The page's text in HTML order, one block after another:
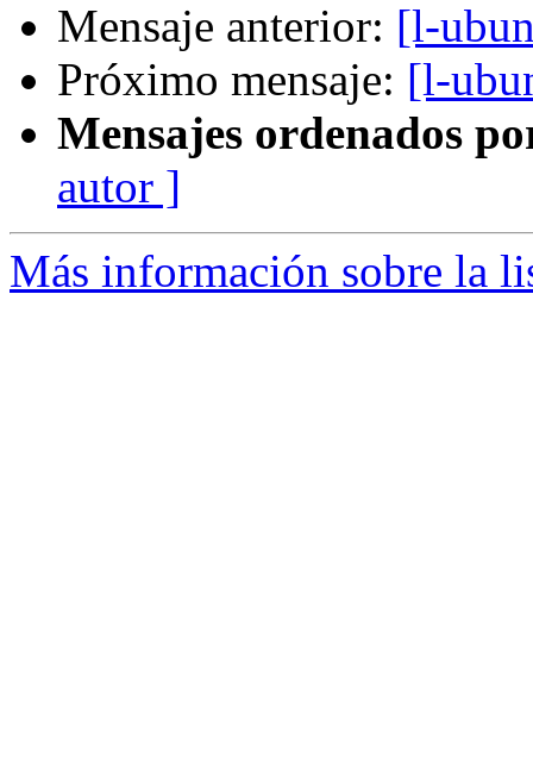
Mensaje anterior: [l-
Próximo mensaje: [l-
Mensajes ordenados
autor ]
Más información sobre la